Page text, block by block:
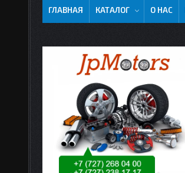
ГЛАВНАЯ КАТАЛОГ О НАС